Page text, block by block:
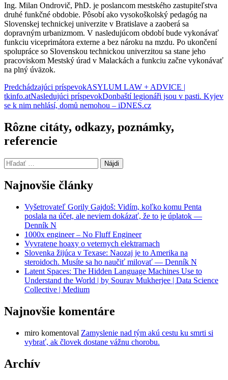
Ing. Milan Ondrovič, PhD. je poslancom mestského zastupiteľstva
druhé funkčné obdobie. Pôsobí ako vysokoškolský pedagóg na
Slovenskej technickej univerzite v Bratislave a zaoberá sa
dopravným urbanizmom. V nasledujúcom období bude vykonávať
funkciu viceprimátora externe a bez nároku na mzdu. Po ukončení
spolupráce so Slovenskou technickou univerzitou sa stane jeho
pracoviskom Mestský úrad v Malackách a funkciu začne vykonávať
na plný úväzok.
Navigácia
článkami
Predchádzajúci príspevokASYLUM LAW + ADVICE |
tkinfo.atNasledujúci príspevokDonbaští legionáři jsou v pasti. Kyjev
se k nim nehlásí, domů nemohou – iDNES.cz
Rôzne citáty, odkazy, poznámky,
referencie
Hľadať:
Najnovšie články
Vyšetrovateľ Gorily Gajdoš: Vidím, koľko komu Penta
poslala na účet, ale neviem dokázať, že to je úplatok —
Denník N
1000x engineer – No Fluff Engineer
Vyvratene hoaxy o veternych elektrarnach
Slovenka žijúca v Texase: Naozaj je to Amerika na
steroidoch. Musíte sa ho naučiť milovať — Denník N
Latent Spaces: The Hidden Language Machines Use to
Understand the World | by Sourav Mukherjee | Data Science
Collective | Medium
Najnovšie komentáre
miro komentoval Zamyslenie nad tým akú cestu ku smrti si
vybrať, ak človek dostane vážnu chorobu.
Archív